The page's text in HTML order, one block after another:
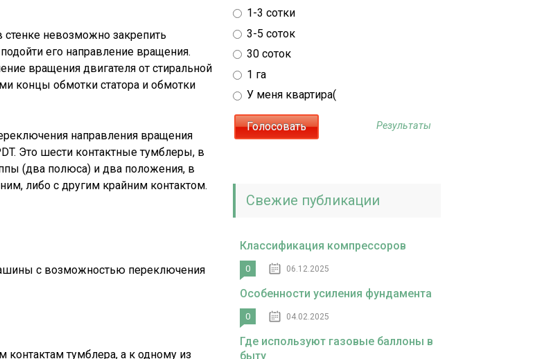
стенке невозможно закрепить
его направление вращения.
вращения двигателя от стиральной
концы обмотки статора и обмотки
направления вращения
Это шести контактные тумблеры, в
(два полюса) и два положения, в
либо с другим крайним контактом.
с возможностью переключения
тумблера, а к одному из
1-3 сотки
3-5 соток
30 соток
1 га
У меня квартира(
Результаты
Свежие публикации
Классификация компрессоров
0 06.12.2025
Особенности усиления фундамента
0 04.02.2025
Где используют газовые баллоны в
быту